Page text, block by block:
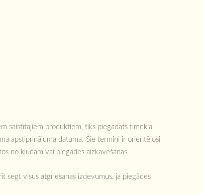
saistītajiem produktiem, tiks piegādāts tīmekļa
apstiprinājuma datuma. Šie termiņi ir orientējoši
no kļūdām vai piegādes aizkavēšanās.
segt visus atgriešanas izdevumus, ja piegādes